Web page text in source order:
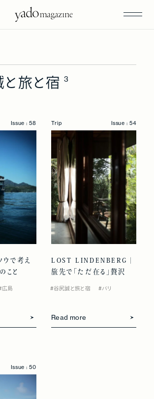
旅と宿 3
Issue : 58
で考え
こと
広島
Trip Issue : 54
LOST LINDENBERG｜
旅先で「ただ在る」贅沢
#谷尻誠と旅と宿 #バリ
Read more
Issue : 50